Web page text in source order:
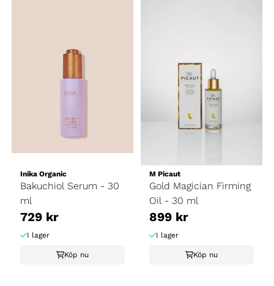
Inika Organic
Bakuchiol Serum - 30
ml
729 kr
I lager
Köp nu
M Picaut
Gold Magician Firming
Oil - 30 ml
899 kr
I lager
Köp nu